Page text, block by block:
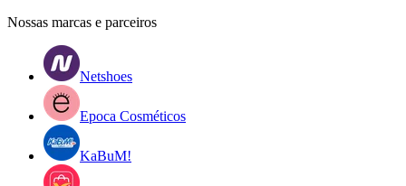
Nossas marcas e parceiros
Netshoes
Epoca Cosméticos
KaBuM!